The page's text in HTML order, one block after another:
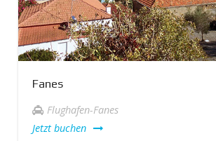
Fanes
Flughafen-Fanes
Jetzt buchen